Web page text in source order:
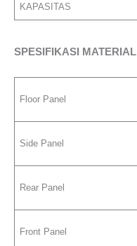
KAPASITAS
SPESIFIKASI MATERIAL
Floor Panel
Side Panel
Rear Panel
Front Panel